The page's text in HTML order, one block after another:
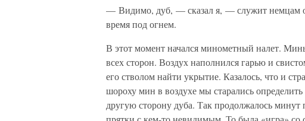
— Видимо, дуб, — сказал я, — служит немцам
время под огнем.
В этот момент начался минометный налет.
всех сторон. Воздух наполнился гарью и
его стволом найти укрытие. Казалось, что и
шороху мин в воздухе мы старались
другую сторону дуба. Так продолжалось минут